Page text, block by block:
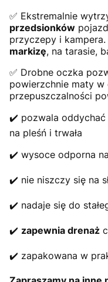
✅ Ekstremalnie
przedsionków
przyczepy i
markizę, na tarasie,
✅ Drobne oczka
powierzchnie maty
przepuszczalności
✔️ pozwala oddychać
na pleśń i trwała
✔️ wysoce odporna
✔️ nie niszczy się na
✔️ nadaje się do
✔️ zapewnia drenaż
✔️ zapakowana w